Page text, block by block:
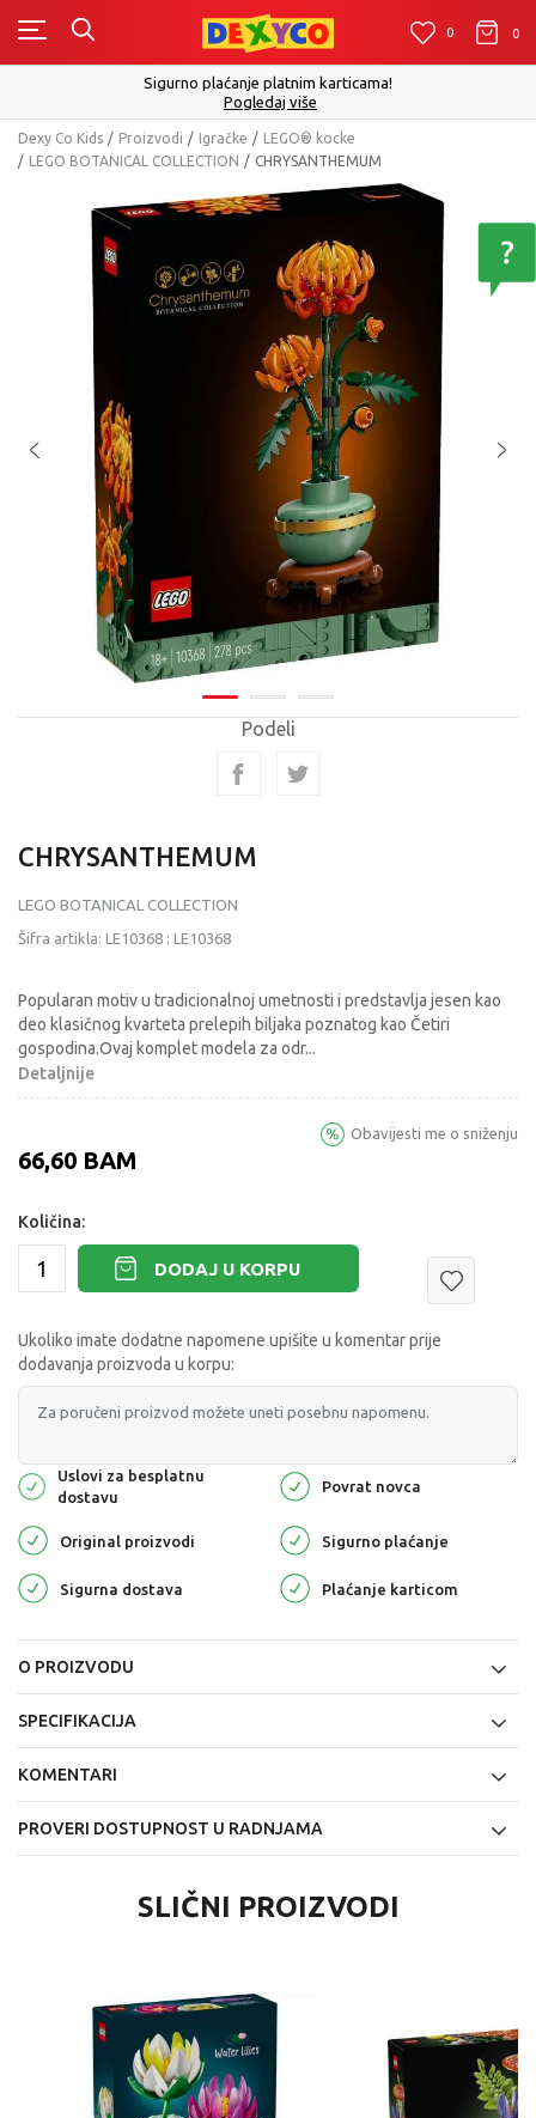
0 0
Sigurno plaćanje platnim karticama!
Pogledaj više
Dexy Co Kids Proizvodi Igračke
LEGO® kocke
LEGO BOTANICAL COLLECTION
CHRYSANTHEMUM
Podeli
CHRYSANTHEMUM
LEGO BOTANICAL COLLECTION
Šifra artikla: LE10368 : LE10368
Popularan motiv u tradicionalnoj umetnosti i predstavlja jesen kao
deo klasičnog kvarteta prelepih biljaka poznatog kao Četiri
gospodina.Ovaj komplet modela za odr...
Detaljnije
66,60 BAM
Obavijesti me o sniženju
Količina:
DODAJ U KORPU
Ukoliko imate dodatne napomene upišite u komentar prije
dodavanja proizvoda u korpu:
Uslovi za besplatnu
dostavu
Povrat novca
Original proizvodi Sigurno plaćanje
Sigurna dostava Plaćanje karticom
O PROIZVODU
SPECIFIKACIJA
KOMENTARI
PROVERI DOSTUPNOST U RADNJAMA
SLIČNI PROIZVODI